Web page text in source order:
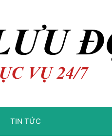
TIN TỨC